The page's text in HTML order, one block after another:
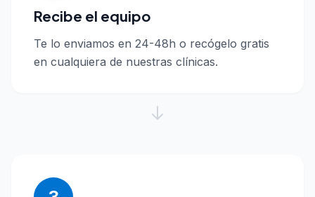
Recibe el equipo
Te lo enviamos en 24-48h o recógelo gratis
en cualquiera de nuestras clínicas.